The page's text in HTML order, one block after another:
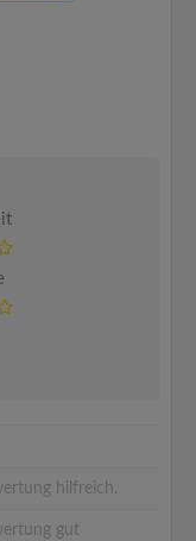
hilfreich.
gut